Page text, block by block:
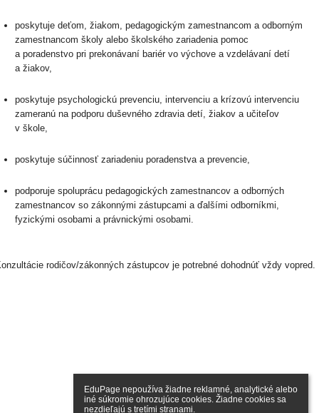
EduPage nepoužíva žiadne reklamné, analytické alebo
iné súkromie ohrozujúce cookies. Žiadne cookies sa
nezdieľajú s tretími stranami.
poskytuje deťom, žiakom, pedagogickým zamestnancom a odborným
zamestnancom školy alebo školského zariadenia pomoc
a poradenstvo pri prekonávaní bariér vo výchove a vzdelávaní detí
a žiakov,
poskytuje psychologickú prevenciu, intervenciu a krízovú intervenciu
zameranú na podporu duševného zdravia detí, žiakov a učiteľov
v škole,
poskytuje súčinnosť zariadeniu poradenstva a prevencie,
podporuje spoluprácu pedagogických zamestnancov a odborných
zamestnancov so zákonnými zástupcami a ďalšími odborníkmi,
fyzickými osobami a právnickými osobami.
rodičov/zákonných zástupcov je potrebné dohodnúť vždy vopred.